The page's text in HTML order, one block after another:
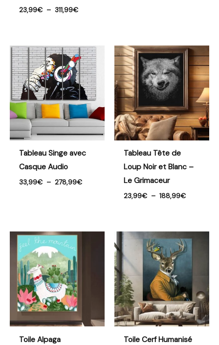
23,99€ – 311,99€
Tableau Singe avec
Casque Audio
33,99€ – 278,99€
Plage
de
prix :
33,99€
à
278,99€
Tableau Tête de
Loup Noir et Blanc –
Le Grimaceur
23,99€ – 188,99€
Plage
de
prix :
23,99€
188,99€
Toile Alpaga
Toile Cerf Humanisé
de
prix :